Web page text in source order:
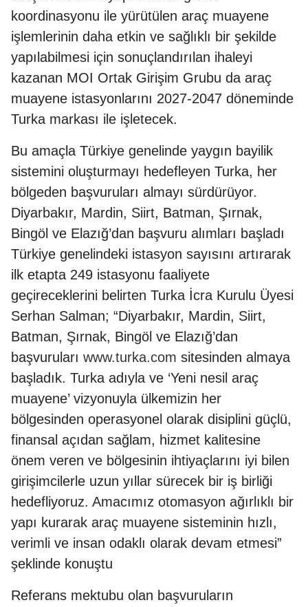
koordinasyonu ile yürütülen araç muayene
işlemlerinin daha etkin ve sağlıklı bir şekilde
yapılabilmesi için sonuçlandırılan ihaleyi
kazanan MOI Ortak Girişim Grubu da araç
muayene istasyonlarını 2027-2047 döneminde
Turka markası ile işletecek.
Bu amaçla Türkiye genelinde yaygın bayilik
sistemini oluşturmayı hedefleyen Turka, her
bölgeden başvuruları almayı sürdürüyor.
Diyarbakır, Mardin, Siirt, Batman, Şırnak,
Bingöl ve Elazığ’dan başvuru alımları başladı
Türkiye genelindeki istasyon sayısını artırarak
ilk etapta 249 istasyonu faaliyete
geçireceklerini belirten Turka İcra Kurulu Üyesi
Serhan Salman; “Diyarbakır, Mardin, Siirt,
Batman, Şırnak, Bingöl ve Elazığ’dan
başvuruları www.turka.com sitesinden almaya
başladık. Turka adıyla ve ‘Yeni nesil araç
muayene’ vizyonuyla ülkemizin her
bölgesinden operasyonel olarak disiplini güçlü,
finansal açıdan sağlam, hizmet kalitesine
önem veren ve bölgesinin ihtiyaçlarını iyi bilen
girişimcilerle uzun yıllar sürecek bir iş birliği
hedefliyoruz. Amacımız otomasyon ağırlıklı bir
yapı kurarak araç muayene sisteminin hızlı,
verimli ve insan odaklı olarak devam etmesi”
şeklinde konuştu
Referans mektubu olan başvuruların